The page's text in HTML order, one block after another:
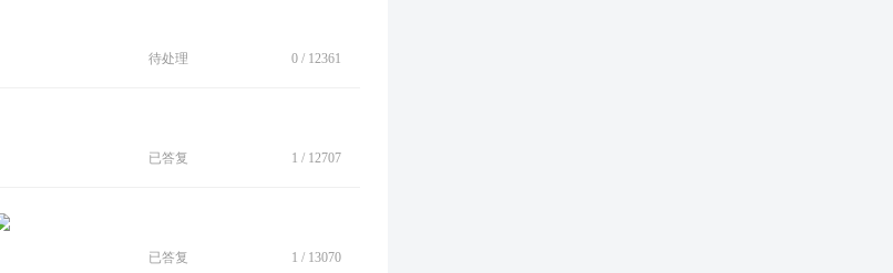
待处理 0 / 12361
已答复 1 / 12707
已答复 1 / 13070